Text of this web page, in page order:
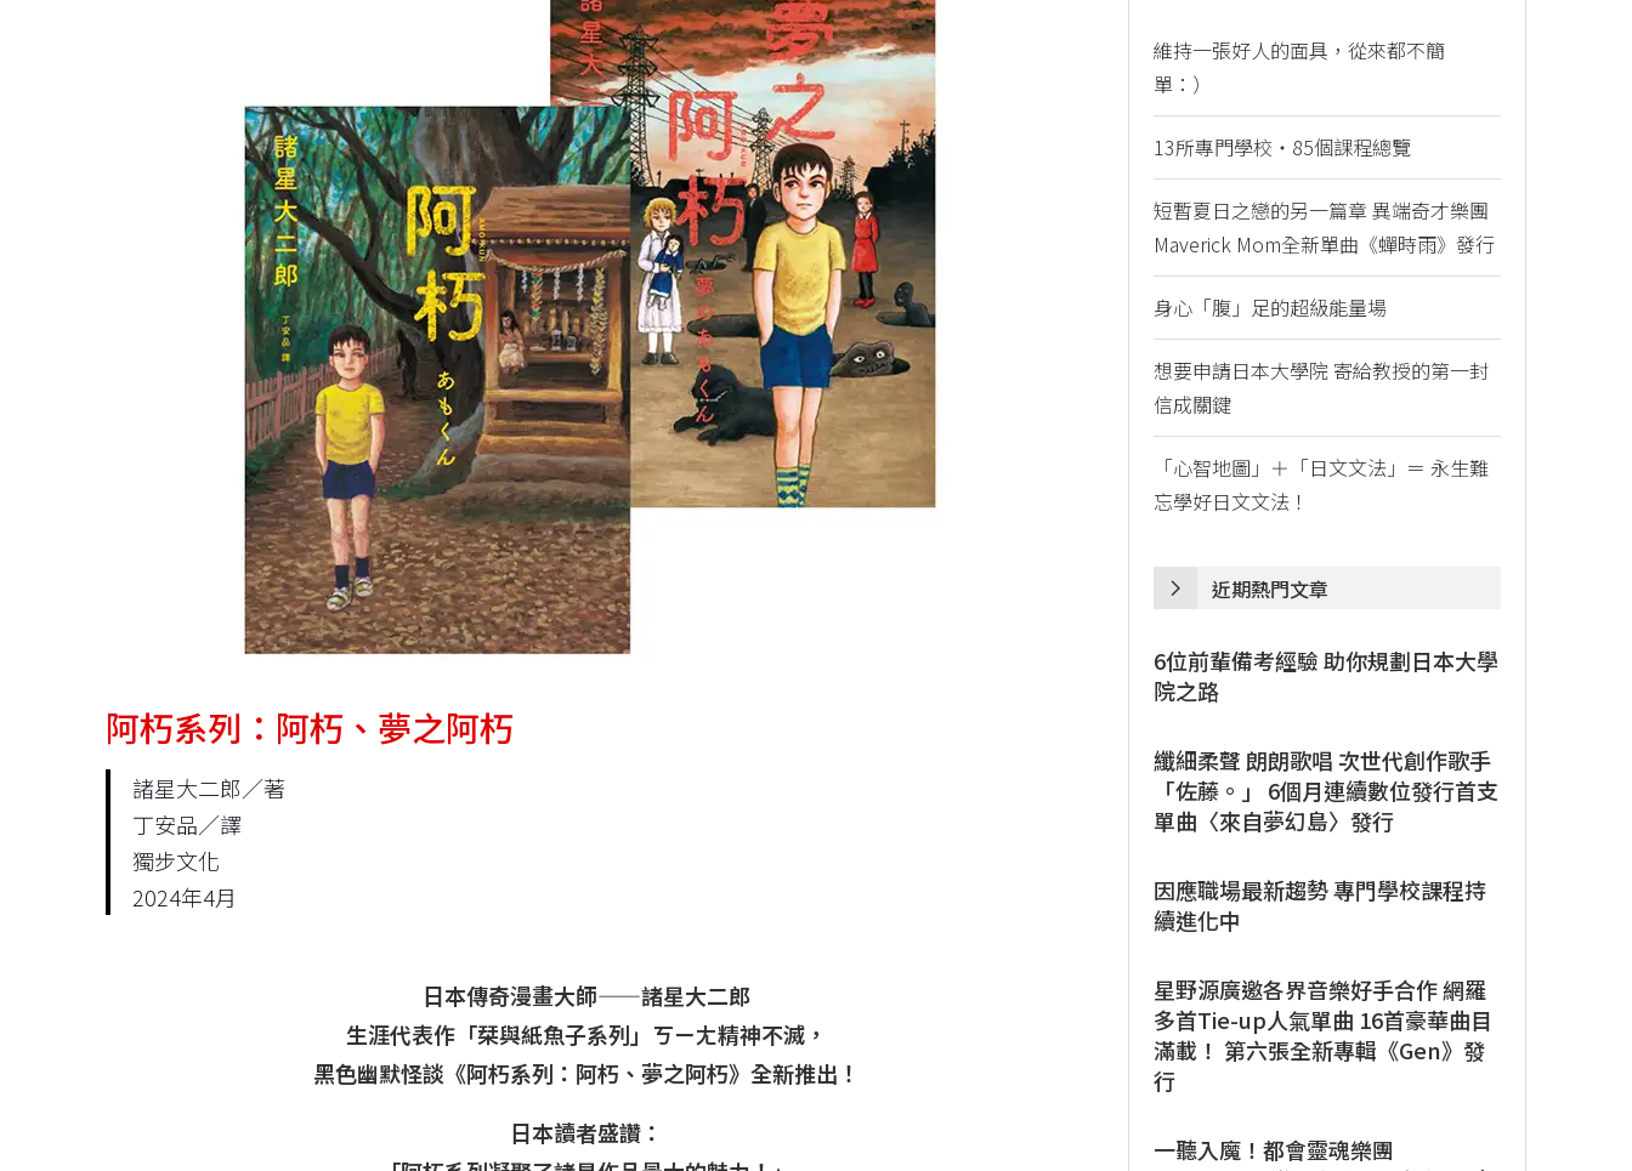
阿朽系列：阿朽、夢之阿朽
諸星大二郎／著
丁安品／譯
獨步文化
2024年4月
日本傳奇漫畫大師——諸星大二郎
生涯代表作「栞與紙魚子系列」ㄎㄧㄤ精神不滅，
黑色幽默怪談《阿朽系列：阿朽、夢之阿朽》全新推出！
日本讀者盛讚：
維持一張好人的面具，從來都不簡
單：）
13所專門學校・85個課程總覽
短暫夏日之戀的另一篇章 異端奇才樂團
Maverick Mom全新單曲《蟬時雨》發行
身心「腹」足的超級能量場
想要申請日本大學院 寄給教授的第一封
信成關鍵
「心智地圖」＋「日文文法」＝ 永生難
忘學好日文文法！
近期熱門文章
6位前輩備考經驗 助你規劃日本大學
院之路
纖細柔聲 朗朗歌唱 次世代創作歌手
「佐藤。」 6個月連續數位發行首支
單曲〈來自夢幻島〉發行
因應職場最新趨勢 專門學校課程持
續進化中
星野源廣邀各界音樂好手合作 網羅
多首Tie-up人氣單曲 16首豪華曲目
滿載！ 第六張全新專輯《Gen》發
行
一聽入魔！都會靈魂樂團